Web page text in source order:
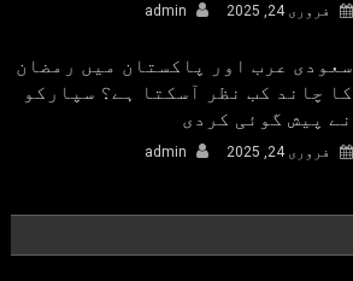
فروری 24, 2025 admin
سعودی عرب اور پاکستان میں رمضان
کا چاند کب نظر آسکتا ہے؟ سپارکو
نے پیش گوئی کردی
فروری 24, 2025 admin